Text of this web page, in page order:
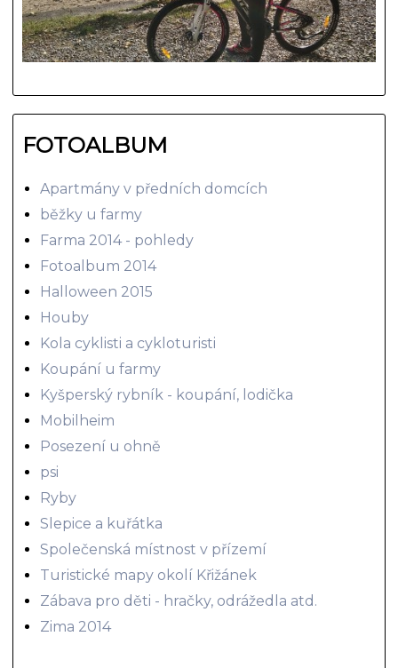
FOTOALBUM
Apartmány v předních domcích
běžky u farmy
Farma 2014 - pohledy
Fotoalbum 2014
Halloween 2015
Houby
Kola cyklisti a cykloturisti
Koupání u farmy
Kyšperský rybník - koupání, lodička
Mobilheim
Posezení u ohně
psi
Ryby
Slepice a kuřátka
Společenská místnost v přízemí
Turistické mapy okolí Křižánek
Zábava pro děti - hračky, odrážedla atd.
Zima 2014